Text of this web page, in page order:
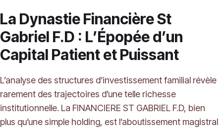
La Dynastie Financière St
Gabriel F.D : L’Épopée d’un
Capital Patient et Puissant
L’analyse des structures d’investissement familial révèle
rarement des trajectoires d’une telle richesse
institutionnelle. La FINANCIERE ST GABRIEL F.D, bien
plus qu’une simple holding, est l’aboutissement magistral